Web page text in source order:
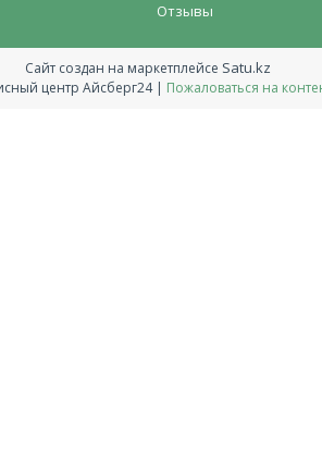
Отзывы
Сайт создан на маркетплейсе Satu.kz
Сервисный центр Айсберг24 | Пожаловаться на